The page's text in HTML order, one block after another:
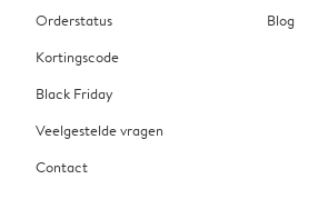
Orderstatus
Kortingscode
Black Friday
Veelgestelde vragen
Contact
Blog